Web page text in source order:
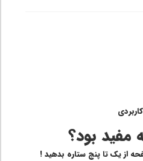
بود؟
از یک تا پنج ستاره بدهید !